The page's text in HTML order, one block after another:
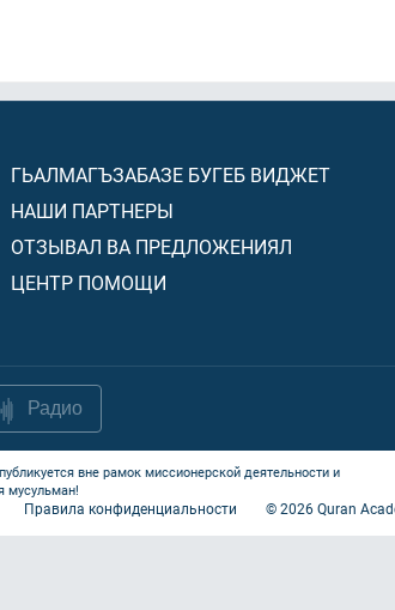
ГЬАЛМАГЪЗАБАЗЕ БУГЕБ ВИДЖЕТ
НАШИ ПАРТНЕРЫ
ОТЗЫВАЛ ВА ПРЕДЛОЖЕНИЯЛ
ЦЕНТР ПОМОЩИ
Радио
вне рамок миссионерской деятельности и
мусульман!
Правила конфиденциальности ©2026Quran